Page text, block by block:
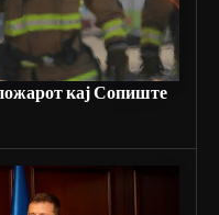
кај Сопиште